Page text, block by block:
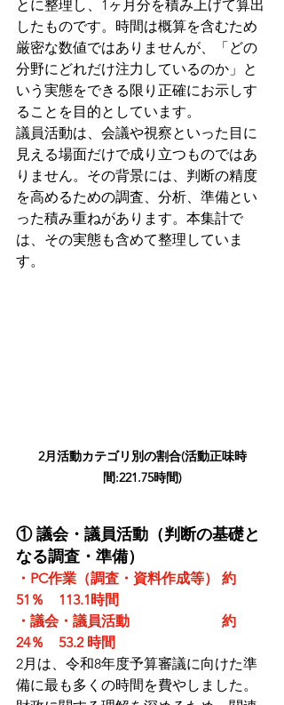
とに整理し、1ヶ月分を積み上げて算出
したものです。時間は概算を含むため
厳密な数値ではありませんが、「どの
分野にどれだけ注力しているのか」と
いう実態をできる限り正確にお示しす
ることを目的としています。
議員活動は、会議や視察といった目に
見える場面だけで成り立つものではあ
りません。その背景には、判断の精度
を高めるための調査、分析、準備とい
った積み重ねがあります。本集計で
は、その実態も含めて整理していま
す。
2月活動カテゴリ別の割合(活動正味時
間:221.75時間)
① 議会・議員活動（判断の基礎と
なる調査・準備）
・PC作業（調査・資料作成等） 約
51％　113.1時間
・ 議会・議員活動　　　　　　  約
24％　53.2 時間
2月は、令和8年度予算審議に向けた準
備に最も多くの時間を費やしました。